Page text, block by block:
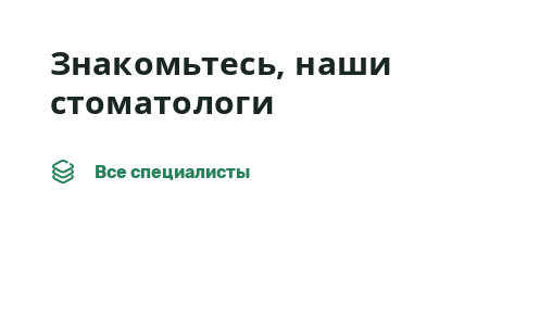
Знакомьтесь, наши
стоматологи
Все специалисты